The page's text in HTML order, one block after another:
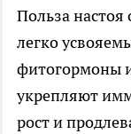
Польза настоя
легко
фитогормоны
укрепляют
рост и